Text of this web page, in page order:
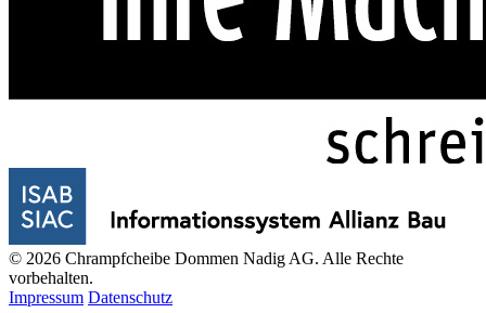
© 2026 Chrampfcheibe Dommen Nadig AG. Alle Rechte
vorbehalten.
Impressum Datenschutz